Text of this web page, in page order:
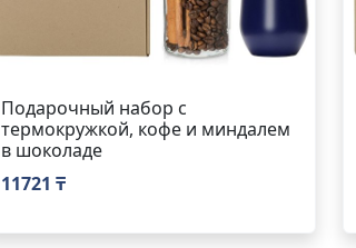
Подарочный набор с
термокружкой, кофе и миндалем
в шоколаде
11721 ₸